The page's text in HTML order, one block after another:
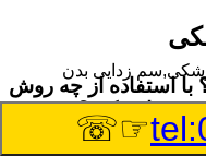
با استفاده از چه روش
خارج کرد؟
زدایی بدن
☞☏